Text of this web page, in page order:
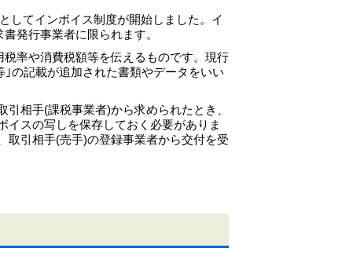
してインボイス制度が開始しました。イ
発行事業者に限られます。
率や消費税額等を伝えるものです。現行
の記載が追加された書類やデータをいい
相手(課税事業者)から求められたとき、
イスの写しを保存しておく必要がありま
取引相手(売手)の登録事業者から交付を受